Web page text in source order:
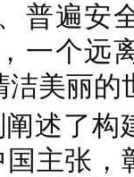
普遍安
一个远
洁美丽的
述了构
国主张